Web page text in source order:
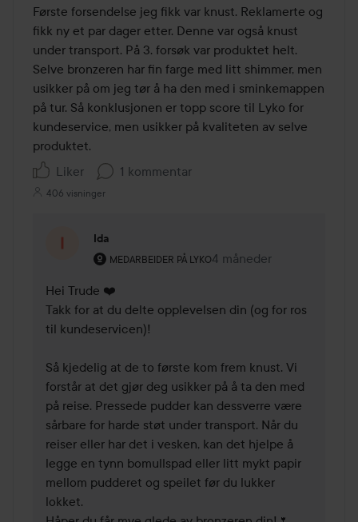
av
5
Første forsendelse jeg fikk var knust. Reklamerte og
fikk ny et par dager etter. Denne var også knust
under transport. På 3. forsøk var produktet helt.
Selve bronzeren har fin farge med litt shimmer, men
usikker på om jeg tør å ha den med i sminkemappen
på tur. Så konklusjonen er topp score til Lyko for
kundeservice, men usikker på kvaliteten av selve
produktet.
Liker
1 kommentar
406 visninger
Ida
MEDARBEIDER PÅ LYKO
Brukerens rolle: Medarbeider på Lyko.
4 måneder
Kommentaren lades 4
Hei Trude ❤️
Takk for at du delte opplevelsen din (og for ros
til kundeservicen)!
Så kjedelig at de to første kom frem knust. Vi
forstår at det gjør deg usikker på å ta den med
på reise. Pressede pudder kan dessverre være
sårbare for harde støt under transport. Når du
reiser eller har det i vesken, kan det hjelpe å
legge en tynn bomullspad eller litt mykt papir
mellom pudderet og speilet før du lukker
lokket.